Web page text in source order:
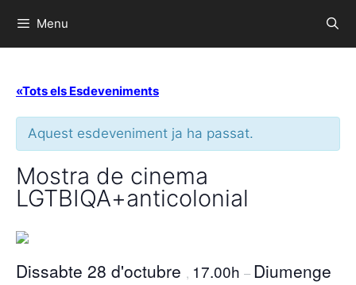
Menu
«Tots els Esdeveniments
Aquest esdeveniment ja ha passat.
Mostra de cinema
LGTBIQA+anticolonial
Dissabte 28 d'octubre , 17.00h – Diumenge